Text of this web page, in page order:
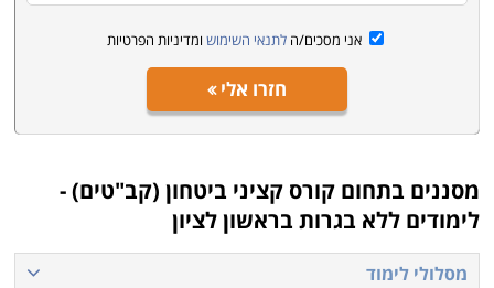
אני מסכים/ה לתנאי השימוש ומדיניות הפרטיות
חזרו אלי
מסננים בתחום קורס קציני ביטחון (קב"טים) -
לימודים ללא בגרות בראשון לציון
מסלולי לימוד